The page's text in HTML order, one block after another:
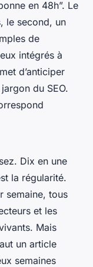
en 48h”. Le
le second, un
de
intégrés à
d’anticiper
du SEO.
Dix en une
la régularité.
semaine, tous
et les
Mais
un article
semaines